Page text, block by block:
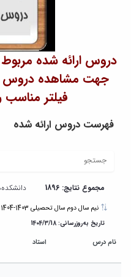
Stress
Analysis
دفتر
صنعت
کارآموزی
بنیاد
نخبگان
شرکت
های
دانش
بنیان
نامه ها
دروس ارائه شده
جهت مشاهده دروس
فیلتر مناسب
فهرست دروس ارائه شده
مجموع نتایج: 1896
تاریخ به‌روزرسانی: 1404/3/18
نام درس استاد